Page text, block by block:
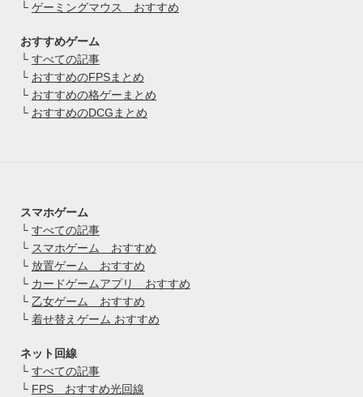
└ ゲーミングマウス おすすめ
おすすめゲーム
└ すべての記事
└ おすすめのFPSまとめ
└ おすすめの格ゲーまとめ
└ おすすめのDCGまとめ
スマホゲーム
└ すべての記事
└ スマホゲーム おすすめ
└ 放置ゲーム おすすめ
└ カードゲームアプリ おすすめ
└ 乙女ゲーム おすすめ
└ 着せ替えゲーム おすすめ
ネット回線
└ すべての記事
└ FPS おすすめ光回線